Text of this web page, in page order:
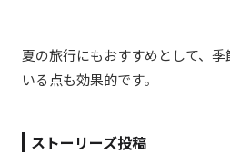
夏の旅行にもおすすめとして、
いる点も効果的です。
ストーリーズ投稿